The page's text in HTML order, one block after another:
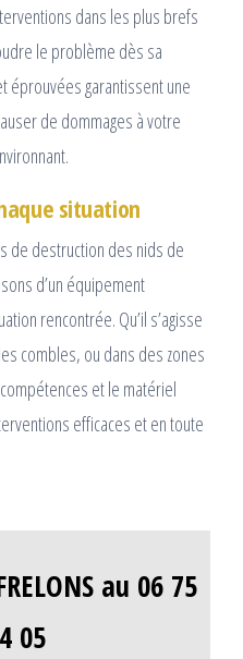
dans les plus brefs
le problème dès sa
éprouvées garantissent une
de dommages à votre
situation
de destruction des nids de
d’un équipement
rencontrée. Qu’il s’agisse
combles, ou dans des zones
et le matériel
efficaces et en toute
au 06 75
05